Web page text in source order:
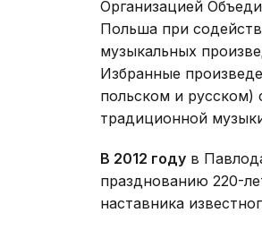
Организацией
Польша при
музыкальных
Избранные
польском и русском)
традиционной
В 2012 году в
празднованию 220-
наставника